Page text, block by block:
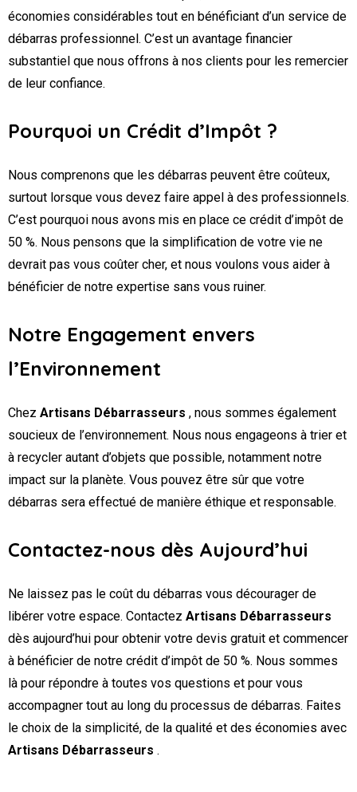
économies considérables tout en bénéficiant d’un service de
débarras professionnel. C’est un avantage financier
substantiel que nous offrons à nos clients pour les remercier
de leur confiance.
Pourquoi un Crédit d’Impôt ?
Nous comprenons que les débarras peuvent être coûteux,
surtout lorsque vous devez faire appel à des professionnels.
C’est pourquoi nous avons mis en place ce crédit d’impôt de
50 %. Nous pensons que la simplification de votre vie ne
devrait pas vous coûter cher, et nous voulons vous aider à
bénéficier de notre expertise sans vous ruiner.
Notre Engagement envers
l’Environnement
Chez Artisans Débarrasseurs , nous sommes également
soucieux de l’environnement. Nous nous engageons à trier et
à recycler autant d’objets que possible, notamment notre
impact sur la planète. Vous pouvez être sûr que votre
débarras sera effectué de manière éthique et responsable.
Contactez-nous dès Aujourd’hui
Ne laissez pas le coût du débarras vous décourager de
libérer votre espace. Contactez Artisans Débarrasseurs
dès aujourd’hui pour obtenir votre devis gratuit et commencer
à bénéficier de notre crédit d’impôt de 50 %. Nous sommes
là pour répondre à toutes vos questions et pour vous
accompagner tout au long du processus de débarras. Faites
le choix de la simplicité, de la qualité et des économies avec
Artisans Débarrasseurs .